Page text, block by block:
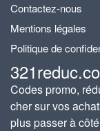
Contactez-nous
Mentions légales
Politique de
Codes promo,
cher sur vos
plus passer à